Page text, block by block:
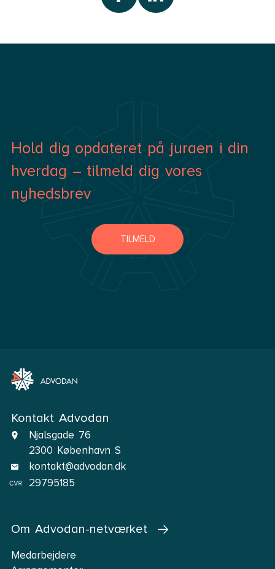
Kontakt Advodan
Njalsgade 76
2300 København S
kontakt@advodan.dk
29795185
Om Advodan-netværket
Medarbejdere
Hold dig opdateret på juraen i din
hverdag – tilmeld dig vores
nyhedsbrev
TILMELD